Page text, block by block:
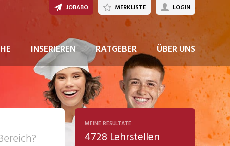
INSERIEREN RATGEBER ÜBER UNS
JOBABO MERKLISTE LOGIN
MEINE RESULTATE
4728 Lehrstellen
JETZT BEWERBEN